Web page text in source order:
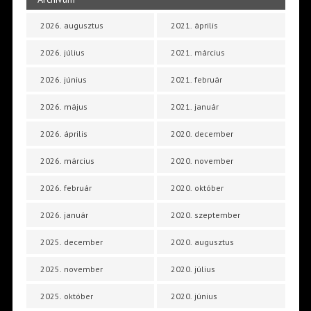
2026. augusztus
2026. július
2026. június
2026. május
2026. április
2026. március
2026. február
2026. január
2025. december
2025. november
2025. október
2021. április
2021. március
2021. február
2021. január
2020. december
2020. november
2020. október
2020. szeptember
2020. augusztus
2020. július
2020. június